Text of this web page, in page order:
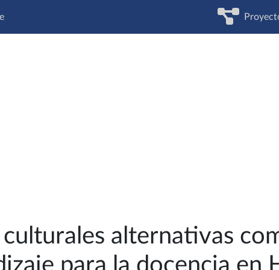
alternativas
para la docencia en